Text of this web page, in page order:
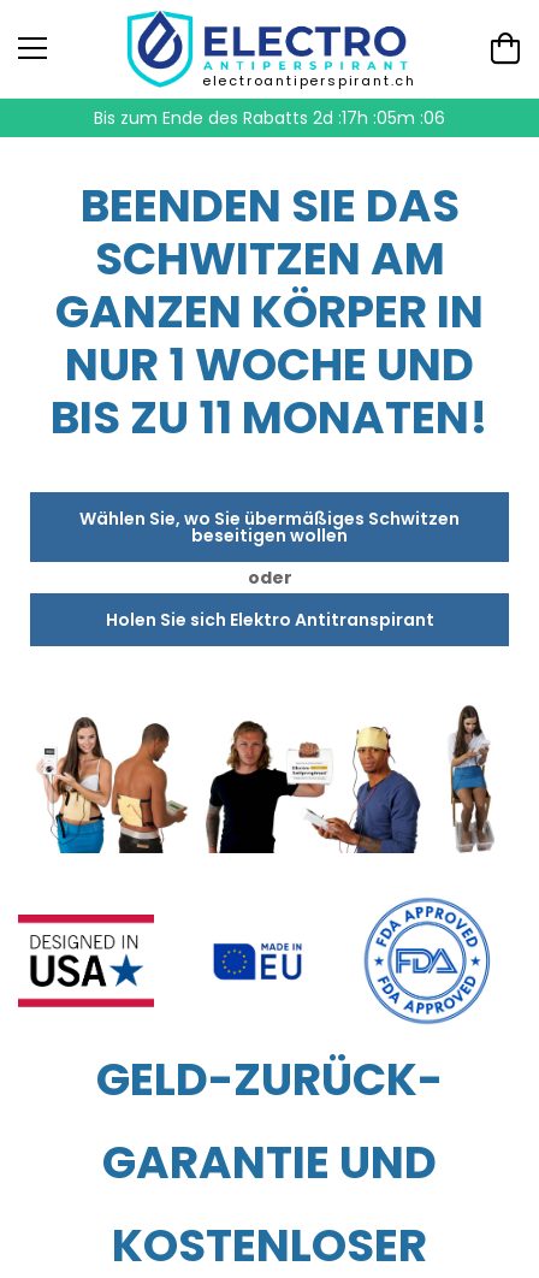
electroantiperspirant.ch
Bis zum Ende des Rabatts2d :17h :05m :05
BEENDEN SIE DAS
SCHWITZEN AM
GANZEN KÖRPER IN
NUR 1 WOCHE UND
BIS ZU 11 MONATEN!
Wählen Sie, wo Sie übermäßiges Schwitzen
beseitigen wollen
oder
Holen Sie sich Elektro Antitranspirant
GELD-ZURÜCK-
GARANTIE UND
KOSTENLOSER